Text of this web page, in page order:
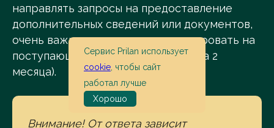
направлять запросы на предоставление
дополнительных сведений или документов,
очень важно своевременно реагировать на
поступающие запросы (срок ответа 2
месяца).
Внимание! От ответа зависит
Сервис Prilan использует
cookie , чтобы сайт
работал лучше
Хорошо